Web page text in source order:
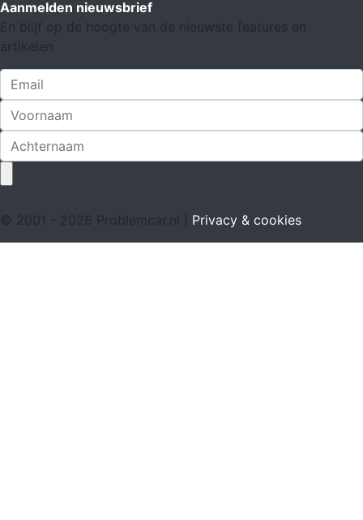
Aanmelden nieuwsbrief
En blijf op de hoogte van de nieuwste features en
artikelen
© 2001 - 2026 Problemcar.nl | Privacy & cookies